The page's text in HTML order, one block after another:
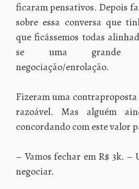
ficaram pensativos. Depois
sobre essa conversa que
que ficássemos todas
se uma grande
negociação/enrolação.
Fizeram uma contraproposta
razoável. Mas alguém
concordando com este valor
– Vamos fechar em R$ 3k.
negociar.